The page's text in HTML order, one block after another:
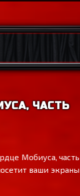
ЧАСТЬ
Мобиуса, часть
ваши экраны